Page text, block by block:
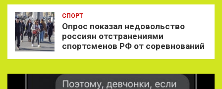
СПОРТ
Опрос показал недовольство
россиян отстранениями
спортсменов РФ от соревнований